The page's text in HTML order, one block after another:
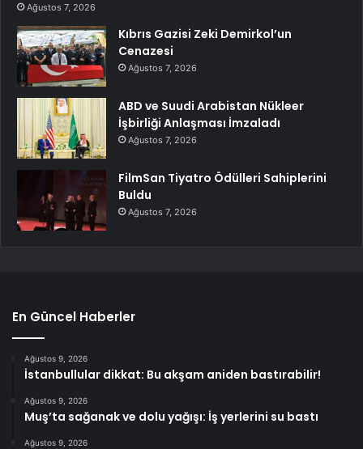
Ağustos 7, 2026
Kıbrıs Gazisi Zeki Demirkol’un
Cenazesi
Ağustos 7, 2026
ABD ve Suudi Arabistan Nükleer
İşbirliği Anlaşması İmzaladı
Ağustos 7, 2026
FilmSan Tiyatro Ödülleri Sahiplerini
Buldu
Ağustos 7, 2026
En Güncel Haberler
Ağustos 9, 2026
İstanbullular dikkat: Bu akşam aniden bastırabilir!
Ağustos 9, 2026
Muş’ta sağanak ve dolu yağışı: İş yerlerini su bastı
Ağustos 9, 2026